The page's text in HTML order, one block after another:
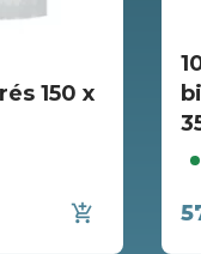
150 x
add_shopping_cart